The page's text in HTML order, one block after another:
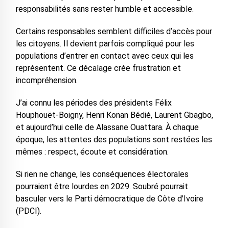
responsabilités sans rester humble et accessible.
Certains responsables semblent difficiles d’accès pour
les citoyens. Il devient parfois compliqué pour les
populations d’entrer en contact avec ceux qui les
représentent. Ce décalage crée frustration et
incompréhension.
J’ai connu les périodes des présidents Félix
Houphouët-Boigny, Henri Konan Bédié, Laurent Gbagbo,
et aujourd’hui celle de Alassane Ouattara. À chaque
époque, les attentes des populations sont restées les
mêmes : respect, écoute et considération.
Si rien ne change, les conséquences électorales
pourraient être lourdes en 2029. Soubré pourrait
basculer vers le Parti démocratique de Côte d'Ivoire
(PDCI).